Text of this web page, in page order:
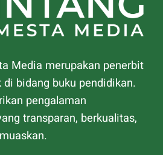
Media merupakan penerbit
di bidang buku pendidikan.
pengalaman
transparan, berkualitas,